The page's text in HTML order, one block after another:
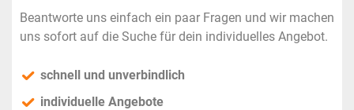
Beantworte uns einfach ein paar Fragen und wir machen
uns sofort auf die Suche für dein individuelles Angebot.
schnell und unverbindlich
individuelle Angebote